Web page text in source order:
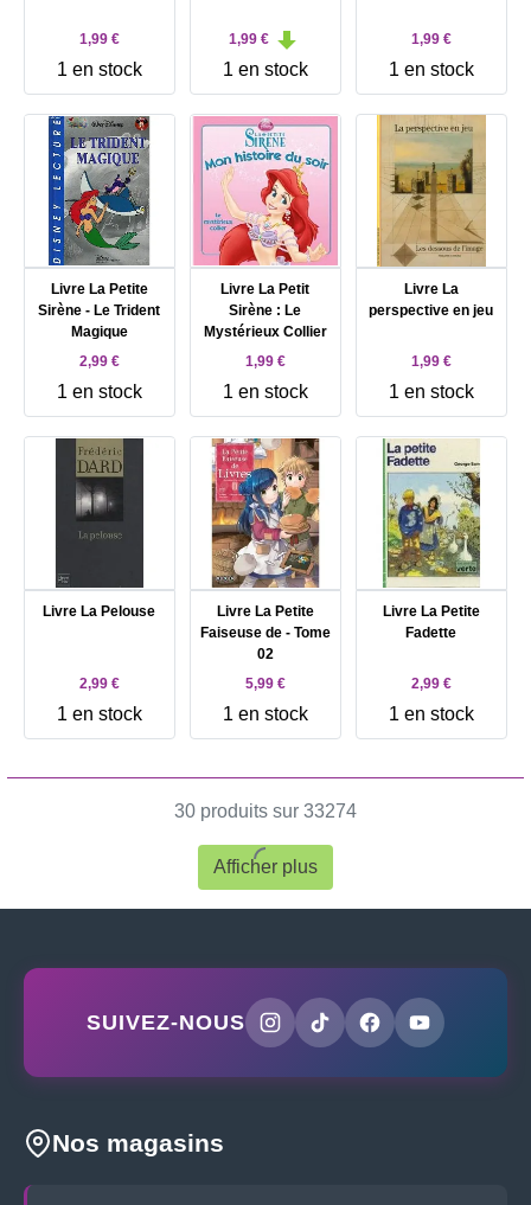
1,99 €
1 en stock
1,99 €
1 en stock
1,99 €
1 en stock
Livre La Petite
Sirène - Le Trident
Magique
2,99 €
1 en stock
Livre La Petit
Sirène : Le
Mystérieux Collier
1,99 €
1 en stock
Livre La
perspective en jeu
1,99 €
1 en stock
Livre La Pelouse
2,99 €
1 en stock
Livre La Petite
Faiseuse de - Tome
02
5,99 €
1 en stock
Livre La Petite
Fadette
2,99 €
1 en stock
30 produits sur 33274
Afficher plus
SUIVEZ-NOUS
Nos magasins